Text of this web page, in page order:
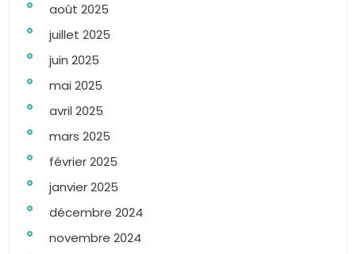
août 2025
juillet 2025
juin 2025
mai 2025
avril 2025
mars 2025
février 2025
janvier 2025
décembre 2024
novembre 2024